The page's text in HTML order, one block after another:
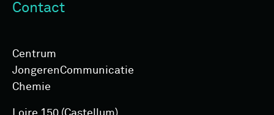
Contact
Centrum
Jongeren­Communicatie
Chemie